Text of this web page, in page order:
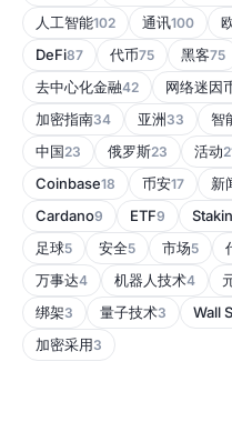
人工智能102 通讯100
DeFi87 代币75 黑客75
去中心化金融42 网络迷因
加密指南34 亚洲33 智
中国23 俄罗斯23 活动
Coinbase18 币安17 新
Cardano9 ETF9
足球5 安全5 市场5
万事达4 机器人技术4
绑架3 量子技术3 Wall
加密采用3